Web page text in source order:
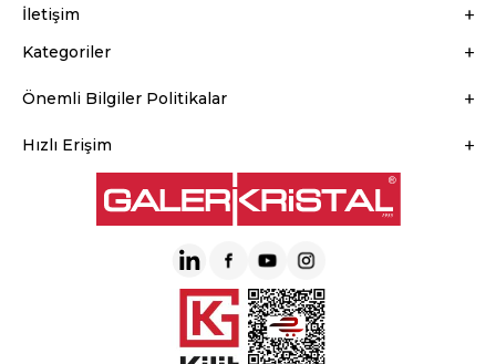
İletişim
Kategoriler
Önemli Bilgiler Politikalar
Hızlı Erişim